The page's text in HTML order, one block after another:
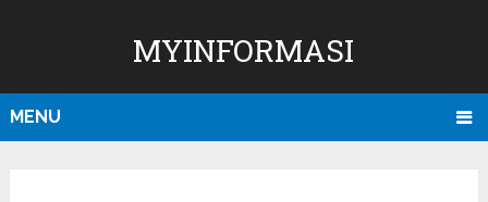
MYINFORMASI
MENU